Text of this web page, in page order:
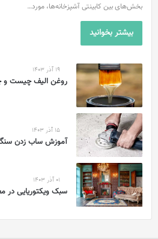
بخش‌های بین کابینتی آشپزخانه‌ها، مورد…
بیشتر بخوانید
19 آذر 1403
روغن الیف چیست و
15 آذر 1403
آموزش ساب زدن سنگ
01 آذر 1403
سبک ویکتوریایی در